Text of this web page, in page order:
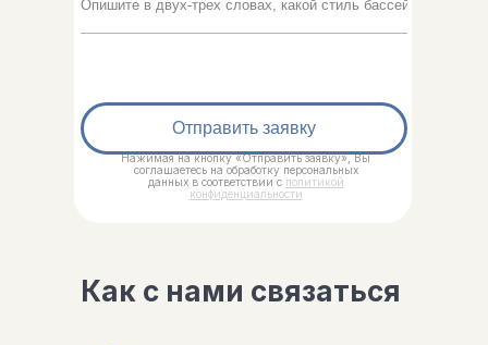
Отправить заявку
Нажимая на кнопку «Отправить заявку», Вы
соглашаетесь на обработку персональных
данных в соответствии с политикой
конфиденциальности
Как с нами связаться